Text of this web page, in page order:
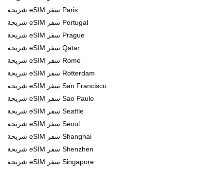
شريحة eSIM سفر Paris
شريحة eSIM سفر Portugal
شريحة eSIM سفر Prague
شريحة eSIM سفر Qatar
شريحة eSIM سفر Rome
شريحة eSIM سفر Rotterdam
شريحة eSIM سفر San Francisco
شريحة eSIM سفر Sao Paulo
شريحة eSIM سفر Seattle
شريحة eSIM سفر Seoul
شريحة eSIM سفر Shanghai
شريحة eSIM سفر Shenzhen
شريحة eSIM سفر Singapore